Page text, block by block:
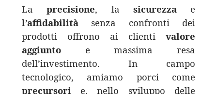
Laprecisione, la sicurezza e
l’affidabilità senza confronti dei
prodotti offrono ai clientivalore
aggiuntoe massima resa
dell’investimento. In campo
tecnologico, amiamo porci come
precursori e, nello sviluppo delle